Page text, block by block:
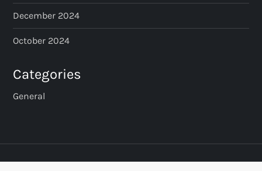
December 2024
October 2024
Categories
General